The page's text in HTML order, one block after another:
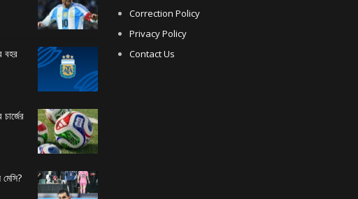
বহর
Correction Policy
Privacy Policy
Contact Us